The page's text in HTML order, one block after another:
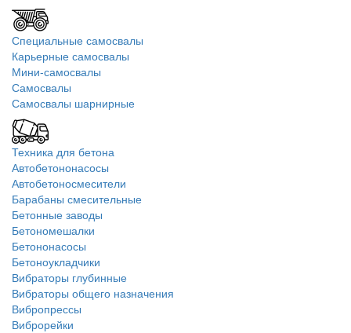
Специальные самосвалы
Карьерные самосвалы
Мини-самосвалы
Самосвалы
Самосвалы шарнирные
Техника для бетона
Автобетононасосы
Автобетоносмесители
Барабаны смесительные
Бетонные заводы
Бетономешалки
Бетононасосы
Бетоноукладчики
Вибраторы глубинные
Вибраторы общего назначения
Вибропрессы
Виброрейки